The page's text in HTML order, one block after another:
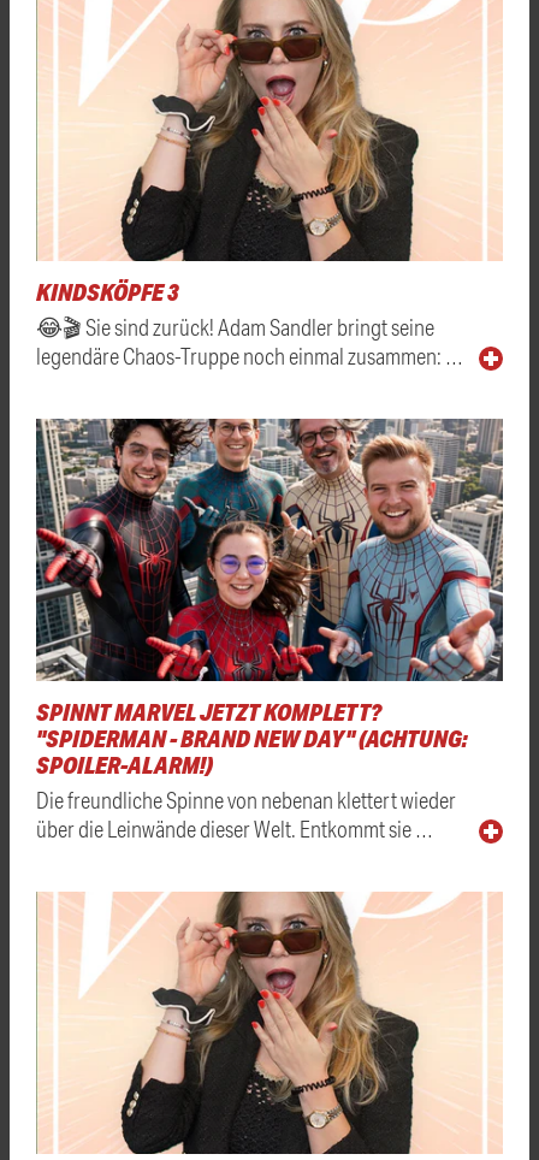
KINDSKÖPFE 3
😂🎬 Sie sind zurück! Adam Sandler bringt seine
legendäre Chaos-Truppe noch einmal zusammen: …
SPINNT MARVEL JETZT KOMPLETT?
"SPIDERMAN - BRAND NEW DAY" (ACHTUNG:
SPOILER-ALARM!)
Die freundliche Spinne von nebenan klettert wieder
über die Leinwände dieser Welt. Entkommt sie …